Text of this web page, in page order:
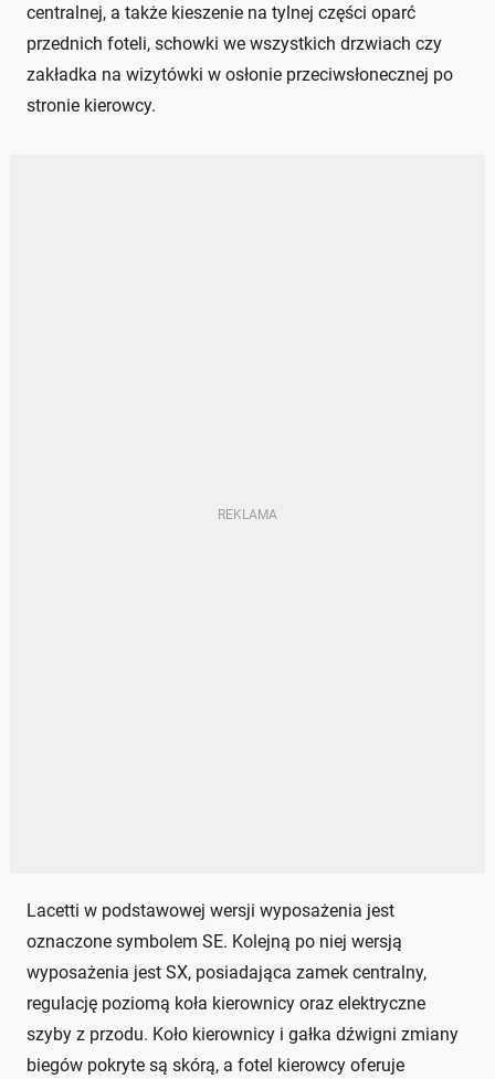
centralnej, a także kieszenie na tylnej części oparć
przednich foteli, schowki we wszystkich drzwiach czy
zakładka na wizytówki w osłonie przeciwsłonecznej po
stronie kierowcy.
Lacetti w podstawowej wersji wyposażenia jest
oznaczone symbolem SE. Kolejną po niej wersją
wyposażenia jest SX, posiadająca zamek centralny,
regulację poziomą koła kierownicy oraz elektryczne
szyby z przodu. Koło kierownicy i gałka dźwigni zmiany
biegów pokryte są skórą, a fotel kierowcy oferuje